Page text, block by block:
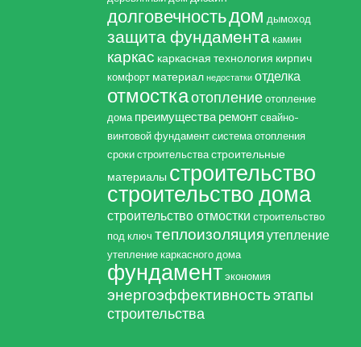
долговечностьдом дымоход
защита фундамента камин
каркас каркасная технология кирпич
комфорт материал недостатки отделка
отмосткаотопление отопление
дома преимуществаремонт свайно-
винтовой фундамент система отопления
сроки строительства строительные
материалы строительство
строительство дома
строительство отмостки строительство
под ключ теплоизоляция утепление
утепление каркасного дома
фундамент экономия
энергоэффективность этапы
строительства